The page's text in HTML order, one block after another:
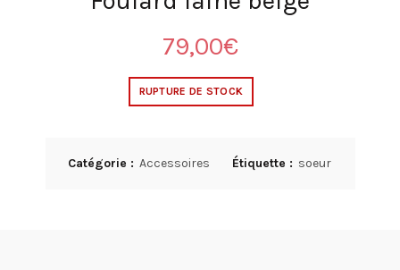
79,00€
RUPTURE DE STOCK
Catégorie : Accessoires Étiquette : soeur